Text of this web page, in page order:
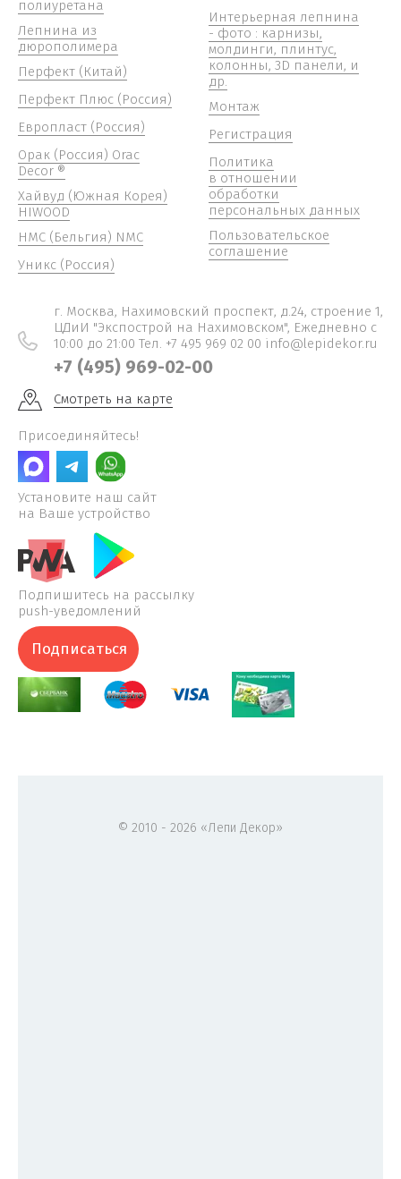
полиуретана
Лепнина из
дюрополимера
Перфект (Китай)
Перфект Плюс (Россия)
Европласт (Россия)
Орак (Россия) Orac
Decor ®
Хайвуд (Южная Корея)
HIWOOD
НМС (Бельгия) NMC
Уникс (Россия)
Интерьерная лепнина
- фото : карнизы,
молдинги, плинтус,
колонны, 3D панели, и
др.
Монтаж
Регистрация
Политика
в отношении
обработки
персональных данных
Пользовательское
соглашение
г. Москва, Нахимовский проспект, д.24, строение 1,
ЦДиИ "Экспострой на Нахимовском", Ежедневно c
10:00 до 21:00 Тел. +7 495 969 02 00 info@lepidekor.ru
+7 (495) 969-02-00
Смотреть на карте
Присоединяйтесь!
Установите наш сайт
на Ваше устройство
Подпишитесь на рассылку
push-уведомлений
Подписаться
© 2010 - 2026 «Лепи Декор»